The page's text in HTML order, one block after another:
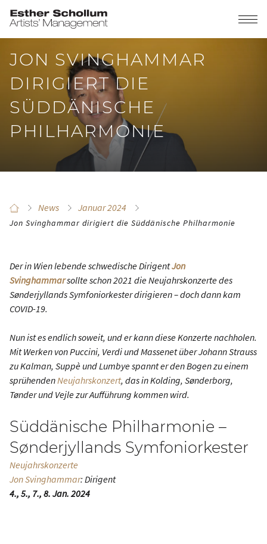
JON SVINGHAMMAR
DIRIGIERT DIE
SÜDDÄNISCHE
PHILHARMONIE
News Januar 2024
Jon Svinghammar dirigiert die Süddänische Philharmonie
Der in Wien lebende schwedische DirigentJon
Svinghammarsollte schon 2021 die Neujahrskonzerte des
Sønderjyllands Symfoniorkester dirigieren – doch dann kam
COVID-19.
Nun ist es endlich soweit, und er kann diese Konzerte nachholen.
Mit Werken von Puccini, Verdi und Massenet über Johann Strauss
zu Kalman, Suppè und Lumbye spannt er den Bogen zu einem
sprühendenNeujahrskonzert, das in Kolding, Sønderborg,
Tønder und Vejle zur Aufführung kommen wird.
Süddänische Philharmonie –
Sønderjyllands Symfoniorkester
Neujahrskonzerte
Jon Svinghammar: Dirigent
4., 5., 7., 8. Jan. 2024